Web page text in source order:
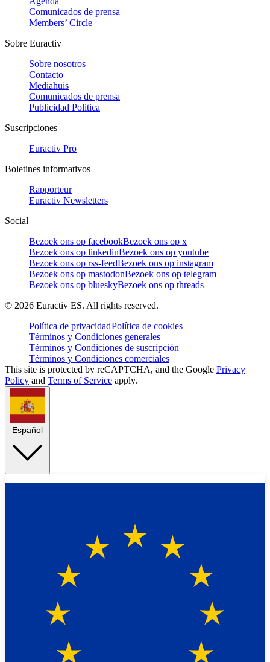
Comunicados de prensa
Members’ Circle
Sobre Euractiv
Sobre nosotros
Contacto
Mediahuis
Comunicados de prensa
Publicidad Politica
Suscripciones
Euractiv Pro
Boletines informativos
Rapporteur
Euractiv Newsletters
Social
Bezoek ons op facebookBezoek ons op x
Bezoek ons op linkedinBezoek ons op youtube
Bezoek ons op rss-feedBezoek ons op instagram
Bezoek ons op mastodonBezoek ons op telegram
Bezoek ons op blueskyBezoek ons op threads
© 2026 Euractiv ES. All rights reserved.
Política de privacidadPolítica de cookies
Términos y Condiciones generales
Términos y Condiciones de suscripción
Términos y Condiciones comerciales
This site is protected by reCAPTCHA, and the Google Privacy
Policy and Terms of Service apply.
Español